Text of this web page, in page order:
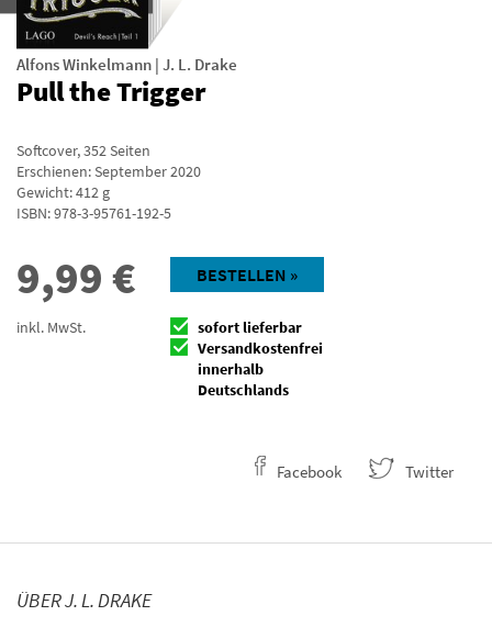
Alfons Winkelmann | J. L. Drake
Pull the Trigger
Softcover,352Seiten
Erschienen: September 2020
Gewicht: 412 g
ISBN:978-3-95761-192-5
9,99 €
inkl. MwSt.
BESTELLEN »
sofort lieferbar
Versandkostenfrei
innerhalb
Deutschlands
Facebook Twitter
ÜBER J. L. DRAKE